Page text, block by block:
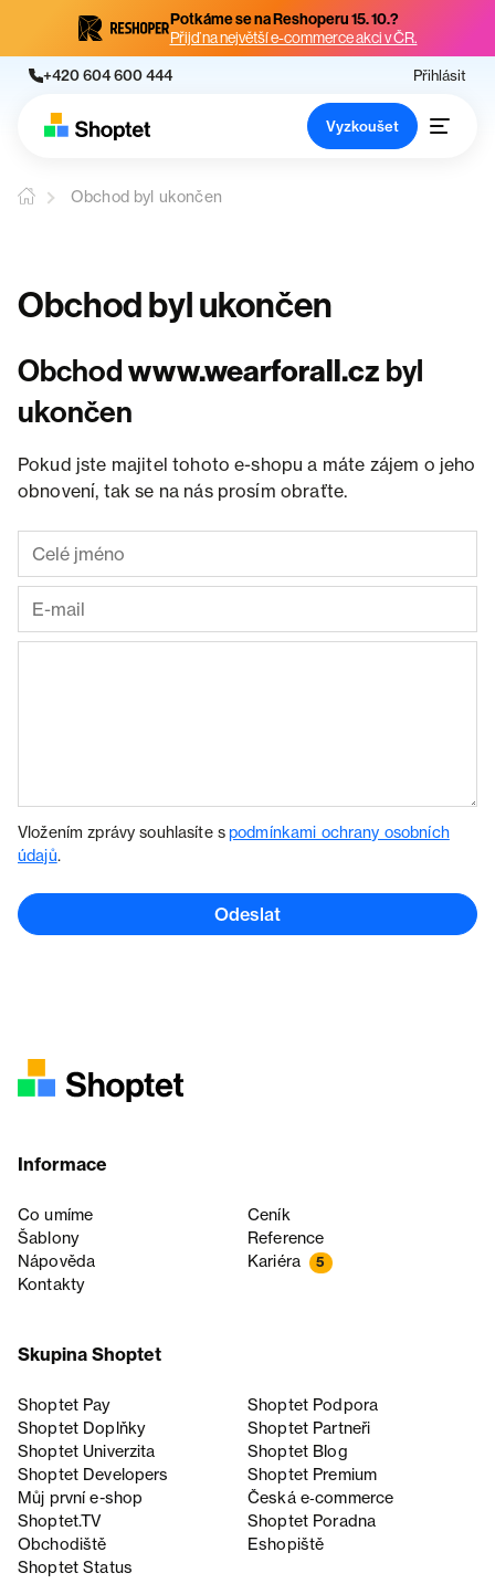
Potkáme se na Reshoperu 15. 10.?
Přijď na největší e-commerce akci v ČR.
+420 604 600 444 Přihlásit
Vyzkoušet
Obchod byl ukončen
Obchod byl ukončen
Obchodwww.wearforall.cz byl
ukončen
Pokud jste majitel tohoto e-shopu a máte zájem o jeho
obnovení, tak se na nás prosím obraťte.
Vložením zprávy souhlasíte spodmínkami ochrany osobních
údajů.
Odeslat
Informace
Co umíme
Ceník
Šablony
Reference
Nápověda
Kariéra 5
Kontakty
Skupina Shoptet
Shoptet Pay
Shoptet Podpora
Shoptet Doplňky
Shoptet Partneři
Shoptet Univerzita
Shoptet Blog
Shoptet Developers
Shoptet Premium
Můj první e-shop
Česká e‑commerce
Shoptet.TV
Shoptet Poradna
Obchodiště
Eshopiště
Shoptet Status